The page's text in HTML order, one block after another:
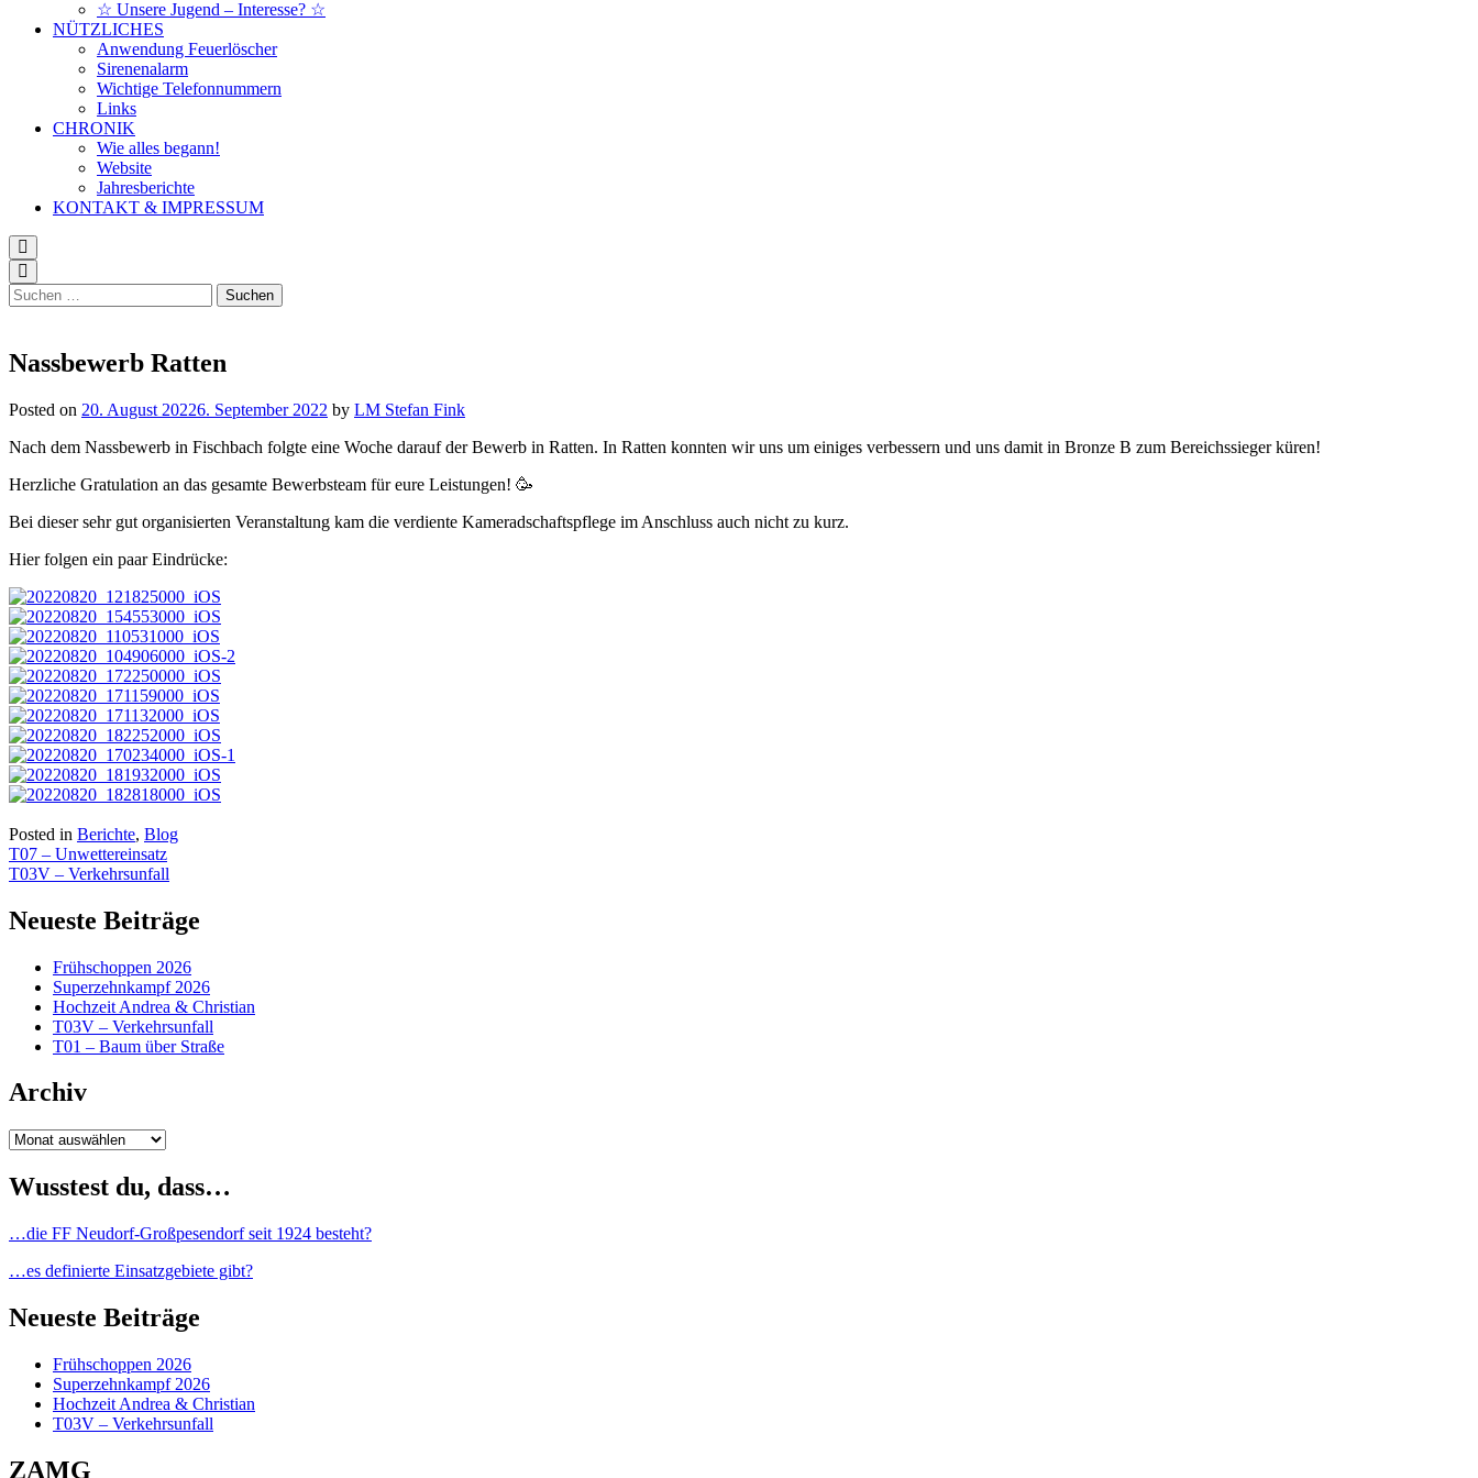
☆ Unsere Jugend – Interesse? ☆
NÜTZLICHES
Anwendung Feuerlöscher
Sirenenalarm
Wichtige Telefonnummern
Links
CHRONIK
Wie alles begann!
Website
Jahresberichte
KONTAKT & IMPRESSUM
Suchen
nach:
Nassbewerb Ratten
Posted on 20. August 20226. September 2022 by LM Stefan Fink
Nach dem Nassbewerb in Fischbach folgte eine Woche darauf der Bewerb in Ratten. In Ratten konnten wir uns um einiges verbessern und uns damit in Bronze B zum Bereichssieger küren!
Herzliche Gratulation an das gesamte Bewerbsteam für eure Leistungen! 🥳
Bei dieser sehr gut organisierten Veranstaltung kam die verdiente Kameradschaftspflege im Anschluss auch nicht zu kurz.
Hier folgen ein paar Eindrücke:
Posted in Berichte, Blog
Beitragsnavigation
T07 – Unwettereinsatz
T03V – Verkehrsunfall
Neueste Beiträge
Frühschoppen 2026
Superzehnkampf 2026
Hochzeit Andrea & Christian
T03V – Verkehrsunfall
T01 – Baum über Straße
Archiv
Archiv
Wusstest du, dass…
…die FF Neudorf-Großpesendorf seit 1924 besteht?
…es definierte Einsatzgebiete gibt?
Neueste Beiträge
Frühschoppen 2026
Superzehnkampf 2026
Hochzeit Andrea & Christian
T03V – Verkehrsunfall
ZAMG